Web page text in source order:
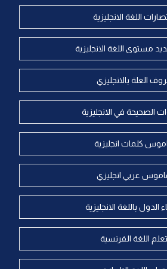
اللغة الانجليزية
مستوى اللغة الانجليزية
العلة بالانجليزي
الصحيحة في الانجليزية
كلمات انجليزية
عربي انجليزي
الدول باللغة الانجليزية
تعلم اللغة الفرنسية